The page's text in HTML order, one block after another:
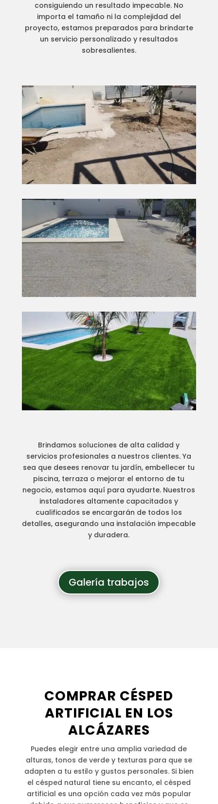
consiguiendo un resultado impecable. No
importa el tamaño ni la complejidad del
proyecto, estamos preparados para brindarte
un servicio personalizado y resultados
sobresalientes.
Brindamos soluciones de alta calidad y
servicios profesionales a nuestros clientes. Ya
sea que desees renovar tu jardín, embellecer tu
piscina, terraza o mejorar el entorno de tu
negocio, estamos aquí para ayudarte. Nuestros
instaladores altamente capacitados y
cualificados se encargarán de todos los
detalles, asegurando una instalación impecable
y duradera.
Galería trabajos
COMPRAR CÉSPED
ARTIFICIAL EN LOS
ALCÁZARES
Puedes elegir entre una amplia variedad de
alturas, tonos de verde y texturas para que se
adapten a tu estilo y gustos personales. Si bien
el césped natural tiene su encanto, el césped
artificial es una opción cada vez más popular